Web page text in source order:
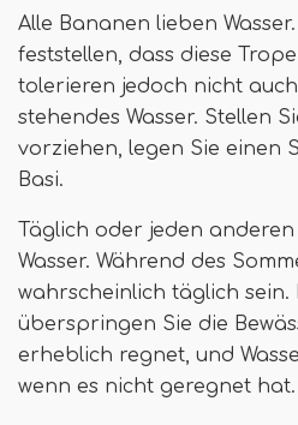
Alle Bananen lieben
feststellen, dass diese
tolerieren jedoch nicht
stehendes Wasser. Stellen
vorziehen, legen Sie einen
Basi.
Täglich oder jeden anderen
Wasser. Während des
wahrscheinlich täglich sein.
überspringen Sie die
erheblich regnet, und
wenn es nicht geregnet hat.